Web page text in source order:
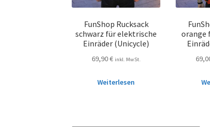
FunShop Rucksack
schwarz für elektrische
Einräder (Unicycle)
69,90€ inkl. MwSt.
Weiterlesen
orange